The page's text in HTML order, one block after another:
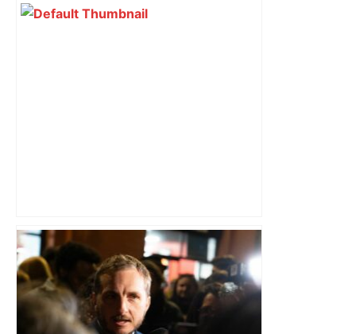
Bilan du marché du logement neuf :
une lueur d'espoir pour l'immobilier à
Toulouse ? – Actu.fr